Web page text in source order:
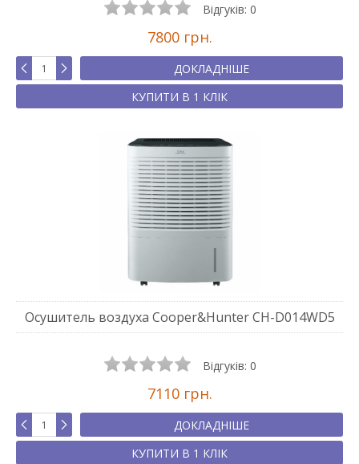
Відгуків: 0
7800 грн.
ДОКЛАДНІШЕ
КУПИТИ В 1 КЛІК
Осушитель воздуха Cooper&Hunter CH-D014WD5
Відгуків: 0
7110 грн.
ДОКЛАДНІШЕ
КУПИТИ В 1 КЛІК